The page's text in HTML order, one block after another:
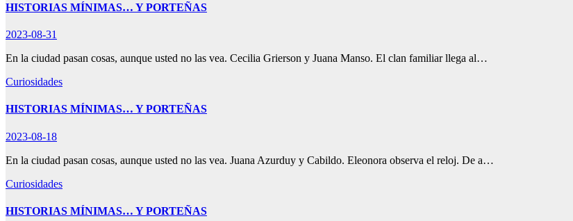
HISTORIAS MÍNIMAS… Y PORTEÑAS
2023-08-31
En la ciudad pasan cosas, aunque usted no las vea. Cecilia Grierson y Juana Manso. El clan familiar llega al…
Curiosidades
HISTORIAS MÍNIMAS… Y PORTEÑAS
2023-08-18
En la ciudad pasan cosas, aunque usted no las vea. Juana Azurduy y Cabildo. Eleonora observa el reloj. De a…
Curiosidades
HISTORIAS MÍNIMAS… Y PORTEÑAS